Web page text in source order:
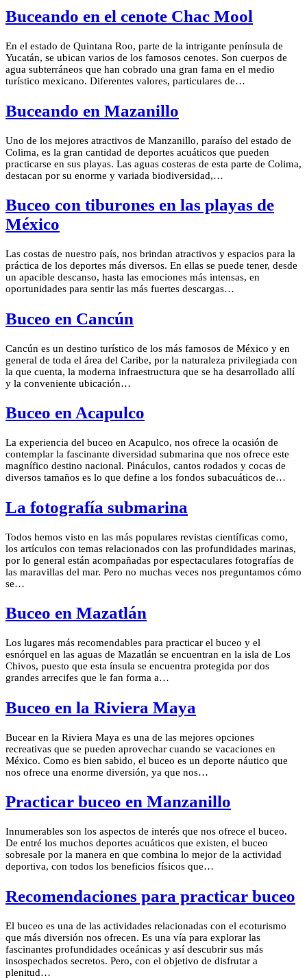
Buceando en el cenote Chac Mool
En el estado de Quintana Roo, parte de la intrigante península de
Yucatán, se ubican varios de los famosos cenotes. Son cuerpos de
agua subterráneos que han cobrado una gran fama en el medio
turístico mexicano. Diferentes valores, particulares de…
Buceando en Mazanillo
Uno de los mejores atractivos de Manzanillo, paraíso del estado de
Colima, es la gran cantidad de deportes acuáticos que pueden
practicarse en sus playas. Las aguas costeras de esta parte de Colima,
destacan por su enorme y variada biodiversidad,…
Buceo con tiburones en las playas de
México
Las costas de nuestro país, nos brindan atractivos y espacios para la
práctica de los deportes más diversos. En ellas se puede tener, desde
un apacible descanso, hasta las emociones más intensas, en
oportunidades para sentir las más fuertes descargas…
Buceo en Cancún
Cancún es un destino turístico de los más famosos de México y en
general de toda el área del Caribe, por la naturaleza privilegiada con
la que cuenta, la moderna infraestructura que se ha desarrollado allí
y la conveniente ubicación…
Buceo en Acapulco
La experiencia del buceo en Acapulco, nos ofrece la ocasión de
contemplar la fascinante diversidad submarina que nos ofrece este
magnífico destino nacional. Pináculos, cantos rodados y cocas de
diversos tamaños es lo que define a los fondos subacuáticos de…
La fotografía submarina
Todos hemos visto en las más populares revistas científicas como,
los artículos con temas relacionados con las profundidades marinas,
por lo general están acompañadas por espectaculares fotografías de
las maravillas del mar. Pero no muchas veces nos preguntamos cómo
se…
Buceo en Mazatlán
Los lugares más recomendables para practicar el buceo y el
esnórquel en las aguas de Mazatlán se encuentran en la isla de Los
Chivos, puesto que esta ínsula se encuentra protegida por dos
grandes arrecifes que le fan forma a…
Buceo en la Riviera Maya
Bucear en la Riviera Maya es una de las mejores opciones
recreativas que se pueden aprovechar cuando se vacaciones en
México. Como es bien sabido, el buceo es un deporte náutico que
nos ofrece una enorme diversión, ya que nos…
Practicar buceo en Manzanillo
Innumerables son los aspectos de interés que nos ofrece el buceo.
De entré los muchos deportes acuáticos que existen, el buceo
sobresale por la manera en que combina lo mejor de la actividad
deportiva, con todos los beneficios físicos que…
Recomendaciones para practicar buceo
El buceo es una de las actividades relacionadas con el ecoturismo
que más diversión nos ofrecen. Es una vía para explorar las
fascinantes profundidades oceánicas y así descubrir sus más
insospechados secretos. Pero, con el objetivo de disfrutar a
plenitud…